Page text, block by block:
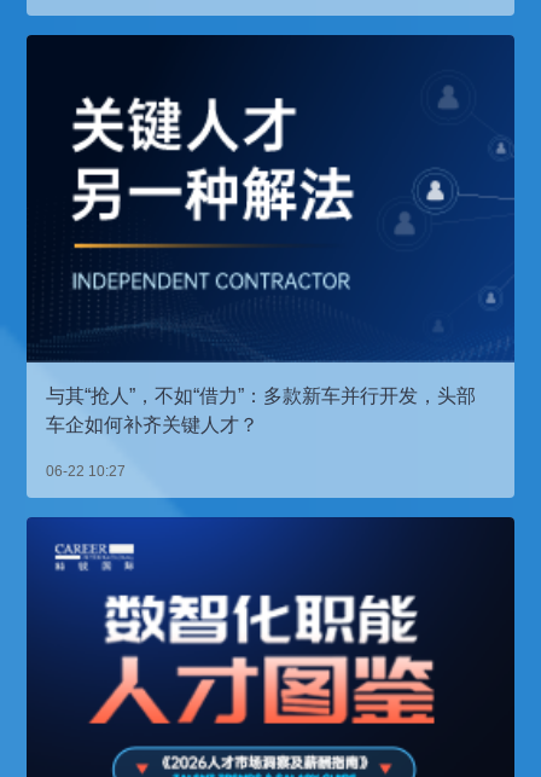
与其“抢人”，不如“借力”：多款新车并行开发，头部
车企如何补齐关键人才？
06-22 10:27